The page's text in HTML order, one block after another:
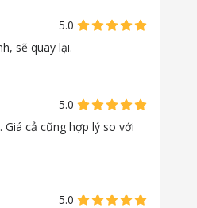
5.0
sẽ quay lại.
5.0
cả cũng hợp lý so với
5.0